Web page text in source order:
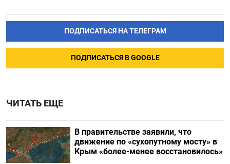
ПОДПИСАТЬСЯ НА ТЕЛЕГРАМ
ПОДПИСАТЬСЯ В GOOGLE
ЧИТАТЬ ЕЩЕ
В правительстве заявили, что
движение по «сухопутному мосту» в
Крым «более-менее восстановилось»